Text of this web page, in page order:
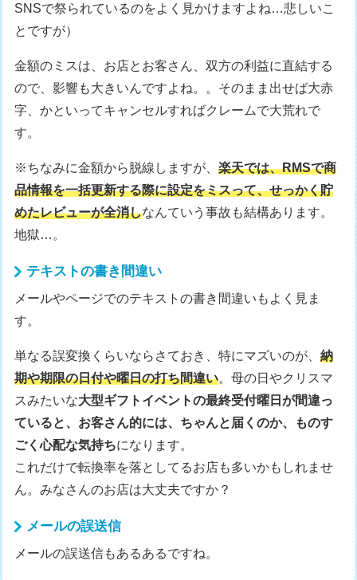
SNSで祭られているのをよく見かけますよね…悲しいこ
とですが）
金額のミスは、お店とお客さん、双方の利益に直結する
ので、影響も大きいんですよね。。そのまま出せば大赤
字、かといってキャンセルすればクレームで大荒れで
す。
※ちなみに金額から脱線しますが、楽天では、RMSで商
品情報を一括更新する際に設定をミスって、せっかく貯
めたレビューが全消しなんていう事故も結構あります。
地獄…。
テキストの書き間違い
メールやページでのテキストの書き間違いもよく見ま
す。
単なる誤変換くらいならさておき、特にマズいのが、納
期や期限の日付や曜日の打ち間違い。母の日やクリスマ
スみたいな大型ギフトイベントの最終受付曜日が間違っ
ていると、お客さん的には、ちゃんと届くのか、ものす
ごく心配な気持ちになります。
これだけで転換率を落としてるお店も多いかもしれませ
ん。みなさんのお店は大丈夫ですか？
メールの誤送信
メールの誤送信もあるあるですね。